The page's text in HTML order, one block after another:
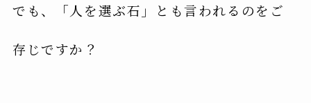
でも、「人を選ぶ石」とも言われるのをご
存じですか？